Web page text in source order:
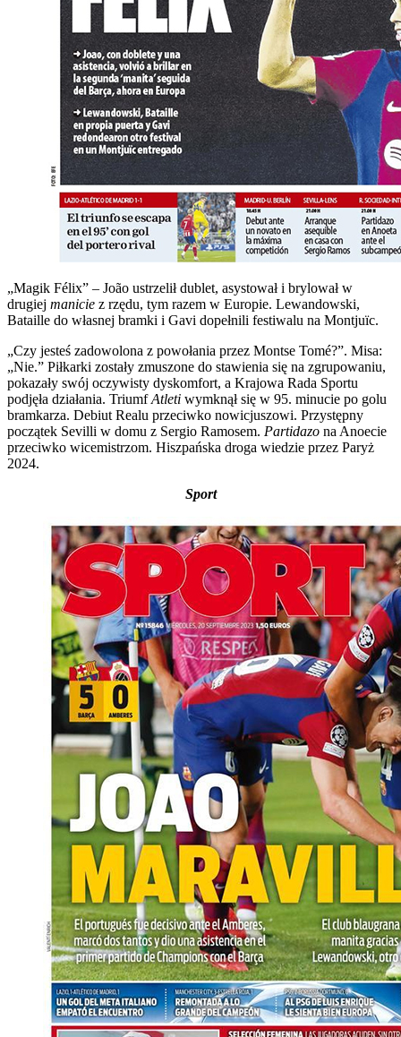
„Magik Félix” – João ustrzelił dublet, asystował i brylował w
drugiej manicie z rzędu, tym razem w Europie. Lewandowski,
Bataille do własnej bramki i Gavi dopełnili festiwalu na Montjuïc.
„Czy jesteś zadowolona z powołania przez Montse Tomé?”. Misa:
„Nie.” Piłkarki zostały zmuszone do stawienia się na zgrupowaniu,
pokazały swój oczywisty dyskomfort, a Krajowa Rada Sportu
podjęła działania. TriumfAtleti wymknął się w 95. minucie po golu
bramkarza. Debiut Realu przeciwko nowicjuszowi. Przystępny
początek Sevilli w domu z Sergio Ramosem. Partidazo na Anoecie
przeciwko wicemistrzom. Hiszpańska droga wiedzie przez Paryż
2024.
Sport